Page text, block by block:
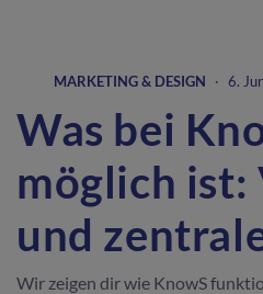
MARKETING & DESIGN · 6.
Was bei
möglich
und
Wir zeigen dir wie KnowS